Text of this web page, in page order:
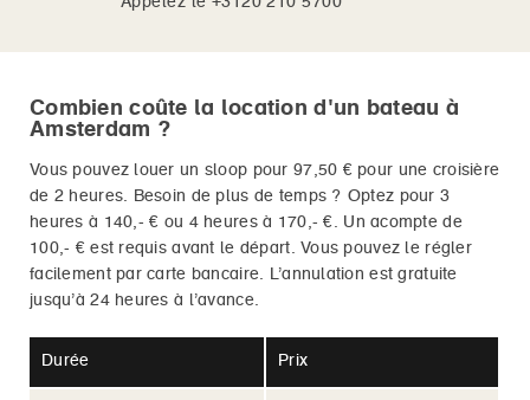
Appelez le +3120 210 5700
Combien coûte la location d'un bateau à
Amsterdam ?
Vous pouvez louer un sloop pour 97,50 € pour une croisière
de 2 heures. Besoin de plus de temps ? Optez pour 3
heures à 140,- € ou 4 heures à 170,- € . Un acompte de
100,- € est requis avant le départ. Vous pouvez le régler
facilement par carte bancaire. L’annulation est gratuite
jusqu’à 24 heures à l’avance.
Durée Prix